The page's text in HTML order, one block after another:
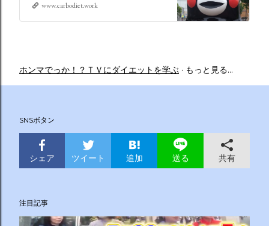
www.carbodiet.work
ホンマでっか！？ＴＶにダイエットを学ぶ もっと見る…
SNSボタン
シェア ツイート 追加 送る 共有
注目記事